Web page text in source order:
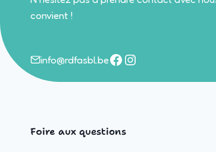
convient !
info@rdfasbl.beFacebook Instagram
Foire aux questions